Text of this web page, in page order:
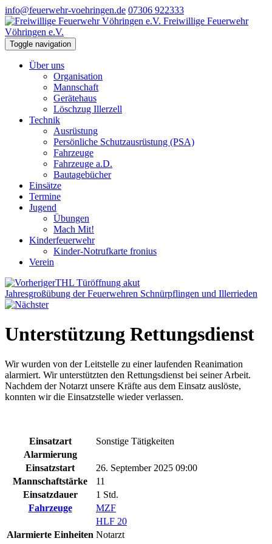
info@feuerwehr-voehringen.de 07306 922333
Freiwillige Feuerwehr
Vöhringen e.V.
Toggle navigation
Über uns
Organisation
Mannschaft
Gerätehaus
Löschzug Illerzell
Technik
Ausrüstung
Persönliche Schutzausrüstung (PSA)
Fahrzeuge
Fahrzeuge a.D.
Bautagebücher
Einsätze
Termine
Jugend
Übungen
Mach Mit!
Kinderfeuerwehr
Kinder-Notrufkarte fronius
Verein
THL Türöffnung akut
Jahresgroßübung der Feuerwehren Schnürpflingen und Illerrieden
Unterstützung Rettungsdienst
Wir wurden von der Leitstelle zu einer laufenden Reanimation
alarmiert. Wir unterstützten den Rettungsdienst bei seiner Arbeit.
Nachdem der Notarzt unsere Kräfte aus dem Einsatz auslöste,
konnten wir die Einsatzstelle wieder verlassen.
Einsatzart
Sonstige Tätigkeiten
Alarmierung
Einsatzstart
26. September 2025 09:00
Mannschaftstärke
11
Einsatzdauer
1 Std.
Fahrzeuge
MZF
HLF 20
Alarmierte Einheiten Notarzt